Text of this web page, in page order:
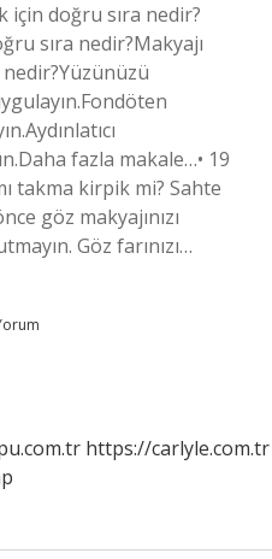
için doğru sıra nedir?
sıra nedir?Makyajı
fazla makale…• 19
takma kirpik mi? Sahte
göz makyajınızı
Göz farınızı…
https://carlyle.com.tr